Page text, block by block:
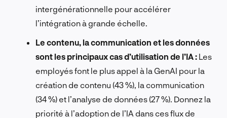
intergénérationnelle pour accélérer
l’intégration à grande échelle.
Le contenu, la communication et les données
sont les principaux cas d’utilisation de l’IA : Les
employés font le plus appel à la GenAI pour la
création de contenu (43 %), la communication
(34 %) et l’analyse de données (27 %). Donnez la
priorité à l’adoption de l’IA dans ces flux de